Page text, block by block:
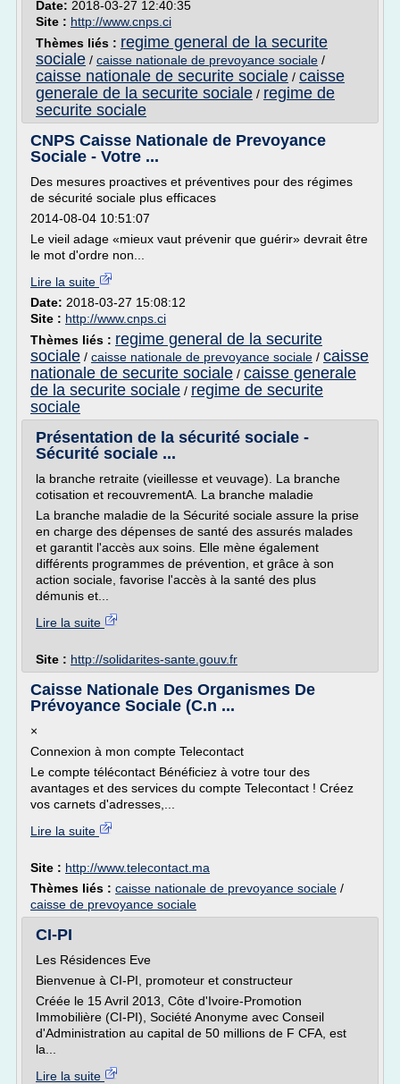
Date: 2018-03-27 12:40:35
Site : http://www.cnps.ci
Thèmes liés : regime general de la securite
sociale / caisse nationale de prevoyance sociale /
caisse nationale de securite sociale / caisse
generale de la securite sociale / regime de
securite sociale
CNPS Caisse Nationale de Prevoyance
Sociale - Votre ...
Des mesures proactives et préventives pour des régimes
de sécurité sociale plus efficaces
2014-08-04 10:51:07
Le vieil adage «mieux vaut prévenir que guérir» devrait être
le mot d'ordre non...
Lire la suite
Date: 2018-03-27 15:08:12
Site : http://www.cnps.ci
Thèmes liés : regime general de la securite
sociale / caisse nationale de prevoyance sociale / caisse
nationale de securite sociale / caisse generale
de la securite sociale / regime de securite
sociale
Présentation de la sécurité sociale -
Sécurité sociale ...
la branche retraite (vieillesse et veuvage). La branche
cotisation et recouvrementA. La branche maladie
La branche maladie de la Sécurité sociale assure la prise
en charge des dépenses de santé des assurés malades
et garantit l'accès aux soins. Elle mène également
différents programmes de prévention, et grâce à son
action sociale, favorise l'accès à la santé des plus
démunis et...
Lire la suite
Site : http://solidarites-sante.gouv.fr
Caisse Nationale Des Organismes De
Prévoyance Sociale (C.n ...
×
Connexion à mon compte Telecontact
Le compte télécontact Bénéficiez à votre tour des
avantages et des services du compte Telecontact ! Créez
vos carnets d'adresses,...
Lire la suite
Site : http://www.telecontact.ma
Thèmes liés : caisse nationale de prevoyance sociale /
caisse de prevoyance sociale
CI-PI
Les Résidences Eve
Bienvenue à CI-PI, promoteur et constructeur
Créée le 15 Avril 2013, Côte d'Ivoire-Promotion
Immobilière (CI-PI), Société Anonyme avec Conseil
d'Administration au capital de 50 millions de F CFA, est
la...
Lire la suite